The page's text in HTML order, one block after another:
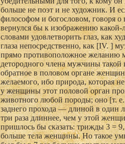
больше не поэт и не художник. И
философом и богословом, говоря
вернулся бы к изображению
словами удовлетворить глаз, как
глаза непосредственно, как [IV. ]
прямо противоположное желанию
детородного члена мужчины
обратное в половом органе
желаемого, ибо природа, которая
у женщины этот половой орган
животного любой породы; оно [т.
заднего прохода — длиной в один
три раза длиннее, чем у этой
пришлось бы сказать: трижды 3 =
больше тела женщины. Но такое